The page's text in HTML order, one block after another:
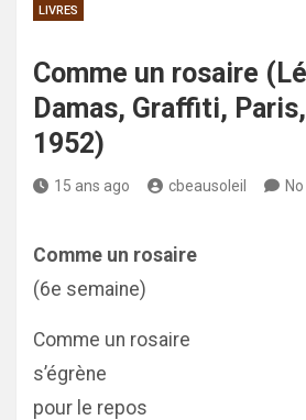
LIVRES
Comme un rosaire
Damas, Graffiti,
1952)
15 ans ago cbeausoleil
Comme un rosaire
(6e semaine)
Comme un rosaire
s’égrène
pour le repos